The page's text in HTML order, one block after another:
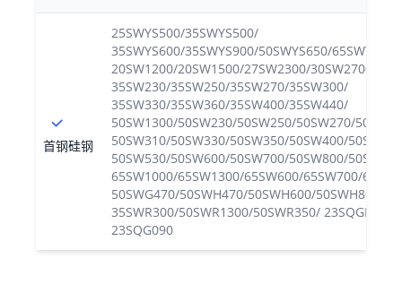
首钢硅钢
25SWYS500/35SWYS500/
35SWYS600/35SWYS900/50SWYS650/
20SW1200/20SW1500/27SW2300/30SW2700/
35SW230/35SW250/35SW270/35SW300/
35SW330/35SW360/35SW400/35SW440/
50SW1300/50SW230/50SW250/50SW270/
50SW310/50SW330/50SW350/50SW400/
50SW530/50SW600/50SW700/50SW800/
65SW1000/65SW1300/65SW600/65SW700/
50SWG470/50SWH470/50SWH600/50SWH800/
35SWR300/50SWR1300/50SWR350/ 23SQGD085 /
23SQG090